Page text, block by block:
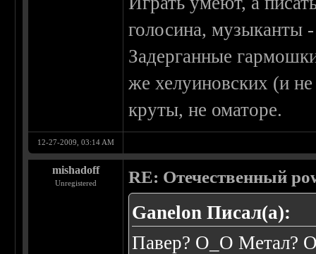
голосина, музыканты
Задерганные
же хелуиновских (и
круты, не оматоре.
12-27-2009, 03:14 AM
mishadoff
Unregistered RE: Отечественный
Ganelon Писал(а):
Павер? О_О Метал?